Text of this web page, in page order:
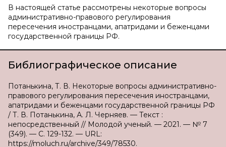
В настоящей статье рассмотрены некоторые вопросы
административно-правового регулирования
пересечения иностранцами, апатридами и беженцами
государственной границы РФ.
Библиографическое описание
Потанькина, Т. В. Некоторые вопросы административно-
правового регулирования пересечения иностранцами,
апатридами и беженцами государственной границы РФ
/ Т. В. Потанькина, А. Л. Черняев. — Текст :
непосредственный // Молодой ученый. — 2021. — № 7
(349). — С. 129-132. — URL:
https://moluch.ru/archive/349/78530.